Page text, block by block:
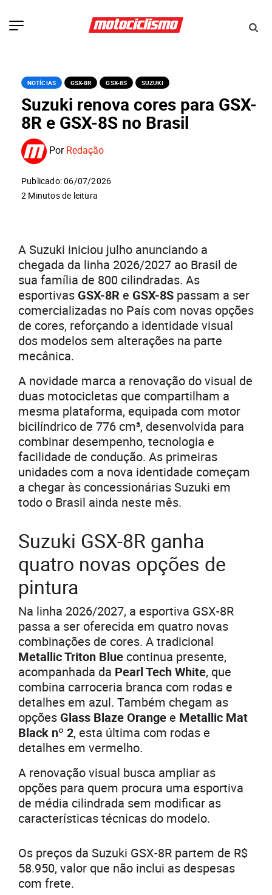
NOTÍCIAS GSX-8R GSX-8S SUZUKI
Suzuki renova cores para GSX-
8R e GSX-8S no Brasil
PorRedação
Publicado: 06/07/2026
2 Minutos de leitura
A Suzuki iniciou julho anunciando a
chegada da linha 2026/2027 ao Brasil de
sua família de 800 cilindradas. As
esportivas GSX-8R e GSX-8S passam a ser
comercializadas no País com novas opções
de cores, reforçando a identidade visual
dos modelos sem alterações na parte
mecânica.
A novidade marca a renovação do visual de
duas motocicletas que compartilham a
mesma plataforma, equipada com motor
bicilíndrico de 776 cm³, desenvolvida para
combinar desempenho, tecnologia e
facilidade de condução. As primeiras
unidades com a nova identidade começam
a chegar às concessionárias Suzuki em
todo o Brasil ainda neste mês.
Suzuki GSX-8R ganha
quatro novas opções de
pintura
Na linha 2026/2027, a esportiva GSX-8R
passa a ser oferecida em quatro novas
combinações de cores. A tradicional
Metallic Triton Blue continua presente,
acompanhada da Pearl Tech White, que
combina carroceria branca com rodas e
detalhes em azul. Também chegam as
opções Glass Blaze Orange e Metallic Mat
Black nº 2, esta última com rodas e
detalhes em vermelho.
A renovação visual busca ampliar as
opções para quem procura uma esportiva
de média cilindrada sem modificar as
características técnicas do modelo.
Os preços da Suzuki GSX-8R partem de R$
58.950, valor que não inclui as despesas
com frete.